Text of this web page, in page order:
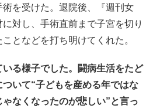
を受けた。退院後、『週刊女
対し、手術直前まで子宮を切り
となどを打ち明けてくれた。
いる様子でした。闘病生活をたど
いて“子どもを産める年ではな
なくなったのが悲しい”と言っ